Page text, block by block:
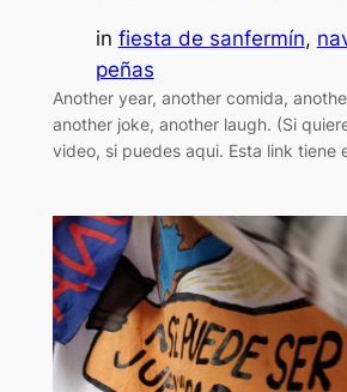
in fiesta de sanfermín,
peñas
Another year, another comida,
another joke, another laugh. (Si
video, si puedes aqui. Esta link tiene